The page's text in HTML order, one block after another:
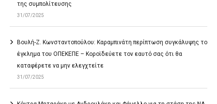
της συμπολίτευσης
31/07/2025
Βουλή-Ζ. Κωνσταντοπούλου: Καραμπινάτη περίπτωση συγκάλυψης το
έγκλημα του ΟΠΕΚΕΠΕ – Κοροϊδεύετε τον εαυτό σας ότι θα
καταφέρετε να μην ελεγχτείτε
31/07/2025